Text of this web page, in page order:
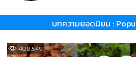
บทความยอดนิยม :
408,549